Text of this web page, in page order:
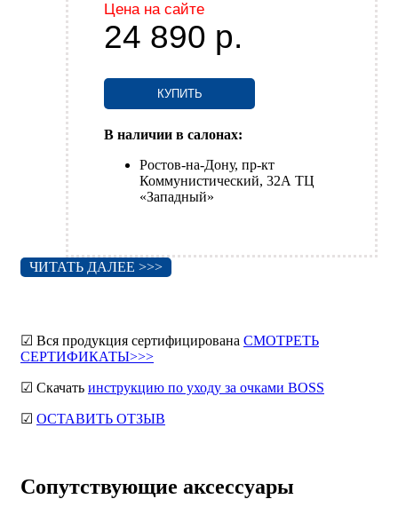
Цена на сайте
24 890 р.
КУПИТЬ
В наличии в салонах:
Ростов-на-Дону, пр-кт
Коммунистический, 32А ТЦ
«Западный»
ЧИТАТЬ ДАЛЕЕ >>>
☑ Вся продукция сертифицирована СМОТРЕТЬ
СЕРТИФИКАТЫ>>>
☑ Скачать инструкцию по уходу за очками BOSS
☑ ОСТАВИТЬ ОТЗЫВ
Сопутствующие аксессуары